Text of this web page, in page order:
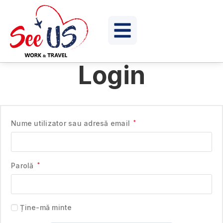
Login
Nume utilizator sau adresă email *
Parolă *
Ține-mă minte